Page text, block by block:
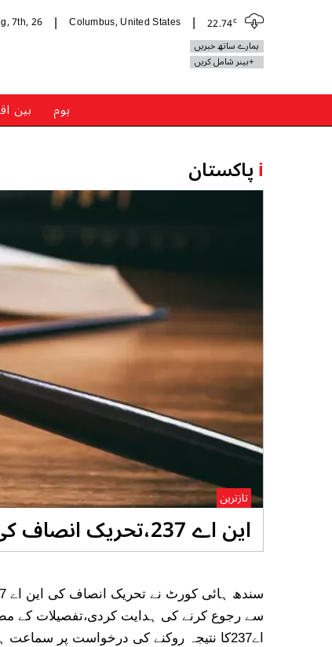
22.74c
Columbus, United States
7th, 26
ہمارے ساتھ خبریں
+بینر شامل کریں
ہوم بین
iپاکستان
این اے 237،تحریک انصاف کی نتیجہ روکنے کی درخواست مسترد
تازترین
سے رجوع کرنے کی ہدایت کردی،تفصیلات کے
اے237کا نتیجہ روکنے کی درخواست پر